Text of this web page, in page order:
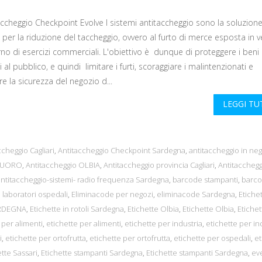
Checkpoint Evolve I sistemi antitaccheggio sono la
la riduzione del taccheggio, ovvero al furto di merce esposta in
di esercizi commerciali. L'obiettivo è dunque di proteggere i beni
al pubblico, e quindi limitare i furti, scoraggiare i malintenzionati e
la sicurezza del negozio d...
LEGGI
Cagliari, Antitaccheggio Checkpoint Sardegna, antitaccheggio in
, Antitaccheggio OLBIA, Antitaccheggio provincia Cagliari,
sistemi- radio frequenza Sardegna, barcode stampanti,
laboratori ospedali, Eliminacode per negozi, eliminacode Sardegna,
, Etichette in rotoli Sardegna, Etichette Olbia, Etichette Olbia,
alimenti, etichette per alimenti, etichette per industria, etichette per
, etichette per ortofrutta, etichette per ortofrutta, etichette per ospedali,
Sassari, Etichette stampanti Sardegna, Etichette stampanti Sardegna,